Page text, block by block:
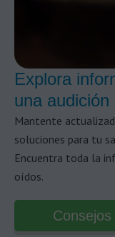
Explora
una audición
Mantente
soluciones para tu
Encuentra toda la
oídos.